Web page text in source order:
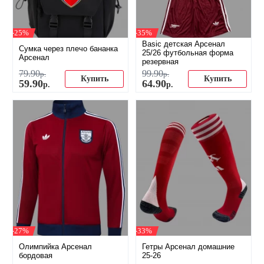
-25%
Сумка через плечо бананка
Арсенал
79.90р.
59.90р.
Купить
-35%
Basic детская Арсенал
25/26 футбольная форма
резервная
99.90р.
64.90р.
Купить
-27%
Олимпийка Арсенал
бордовая
-33%
Гетры Арсенал домашние
25-26